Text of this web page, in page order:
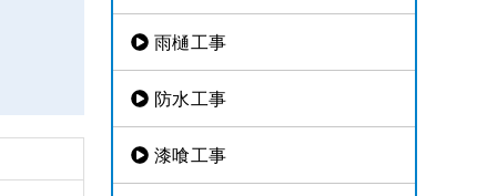
雨樋工事
防水工事
漆喰工事